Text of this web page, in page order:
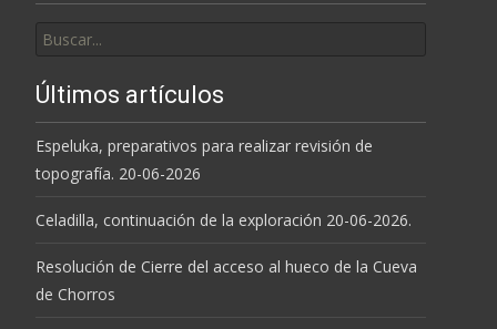
por:
Últimos artículos
Espeluka, preparativos para realizar revisión de
topografía. 20-06-2026
Celadilla, continuación de la exploración 20-06-2026.
Resolución de Cierre del acceso al hueco de la Cueva
de Chorros